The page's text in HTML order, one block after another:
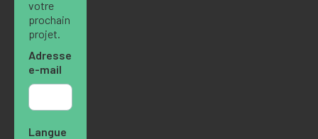
votre
prochain
projet.
Adresse
e-mail
Langue